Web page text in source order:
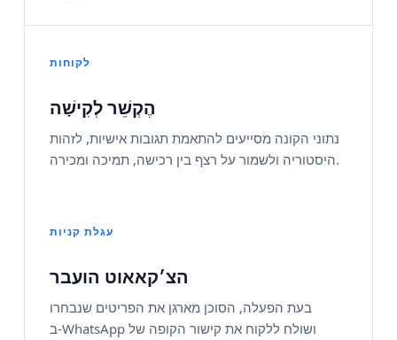
לקוחות
הֶקְשֵׁר לְקִישָׁה
נתוני הקונה מסייעים להתאמת תגובות אישיות, לזהות
היסטוריה ולשמור על רצף בין רכישה, תמיכה ומכירה.
עגלת קניות
הצ׳קאאוט הועבר
בעת הפעלה, הסוכן מארגן את הפריטים שנבחרו
ב‑WhatsApp ושולח ללקוח את קישור הקופה של